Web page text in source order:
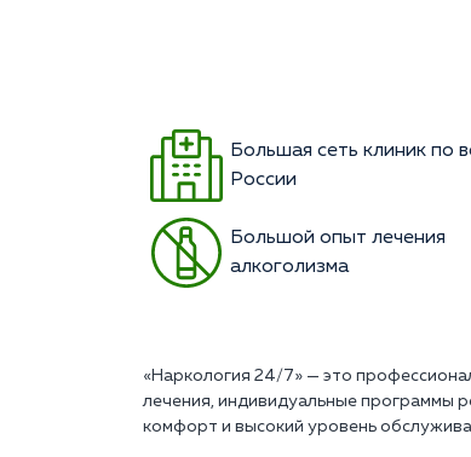
Большая сеть клиник по
России
Большой опыт лечения
алкоголизма
«Наркология 24/7» — это
лечения, индивидуальные программы
комфорт и высокий уровень